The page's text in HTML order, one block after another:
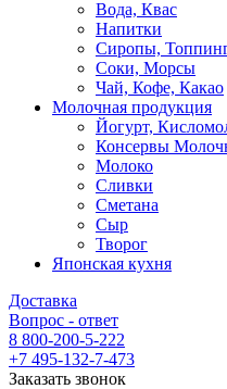
Вода, Квас
Напитки
Сиропы,
Соки, Морсы
Чай, Кофе, Какао
Молочная продукция
Йогурт,
Консервы
Молоко
Сливки
Сметана
Сыр
Творог
Японская кухня
Доставка
Вопрос - ответ
8 800-200-5-222
+7 495-132-7-473
Заказать звонок